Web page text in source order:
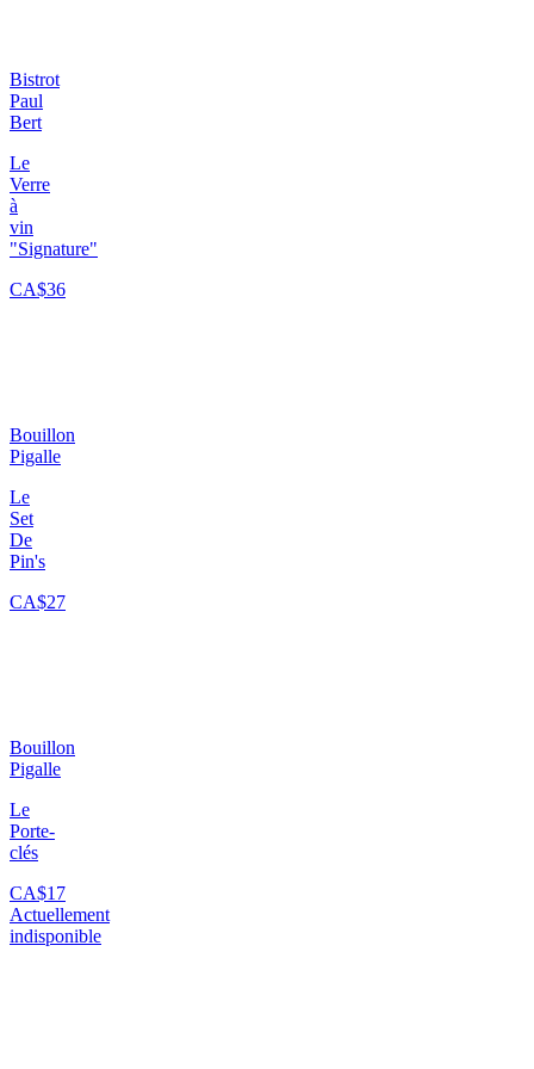
Bistrot
Paul
Bert
Le
Verre
à
vin
"Signature"
CA$36
Bouillon
Pigalle
Le
Set
De
Pin's
CA$27
Bouillon
Pigalle
Le
Porte-
clés
CA$17
Actuellement
indisponible